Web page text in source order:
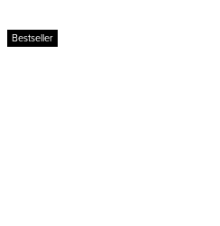
Bestseller